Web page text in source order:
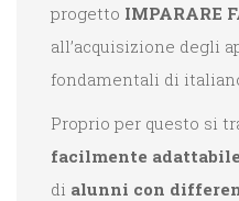
progetto IMPARARE
all’acquisizione degli
fondamentali di
Proprio per questo si
facilmente adattabile
di alunni con